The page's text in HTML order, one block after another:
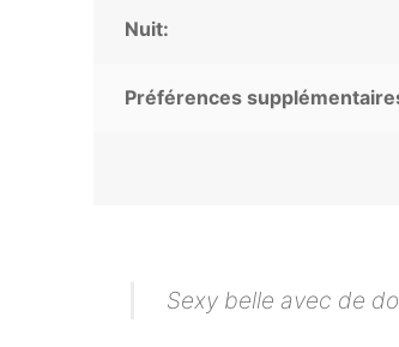
Nuit:
Préférences
Sexy belle avec de